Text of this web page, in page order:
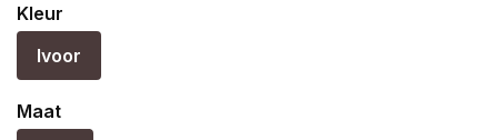
Kleur
Ivoor
Maat